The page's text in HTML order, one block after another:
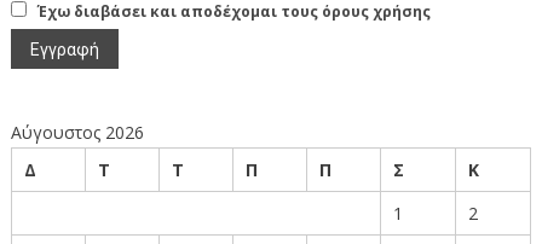
Έχω διαβάσει και αποδέχομαι τους όρους χρήσης
Αύγουστος 2026
Δ
Τ Τ Π Π Σ
Κ
1
2